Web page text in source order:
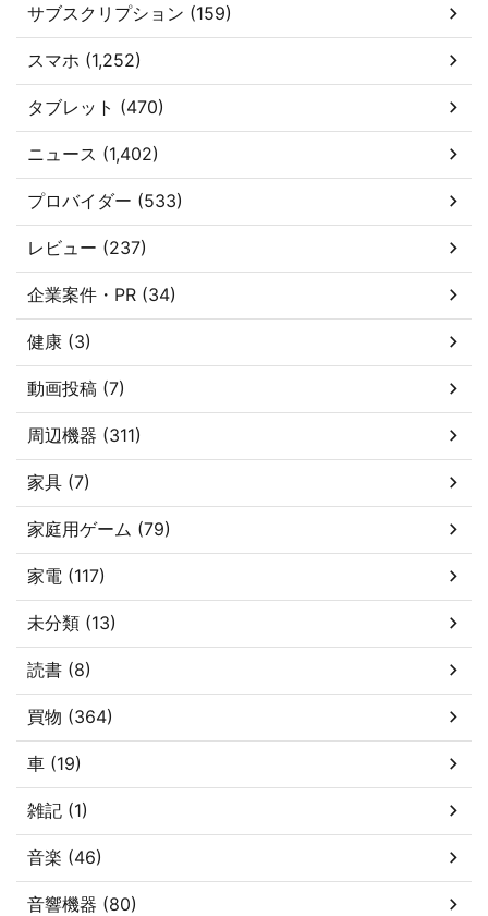
サブスクリプション (159)
スマホ (1,252)
タブレット (470)
ニュース (1,402)
プロバイダー (533)
レビュー (237)
企業案件・PR (34)
健康 (3)
動画投稿 (7)
周辺機器 (311)
家具 (7)
家庭用ゲーム (79)
家電 (117)
未分類 (13)
読書 (8)
買物 (364)
車 (19)
雑記 (1)
音楽 (46)
音響機器 (80)